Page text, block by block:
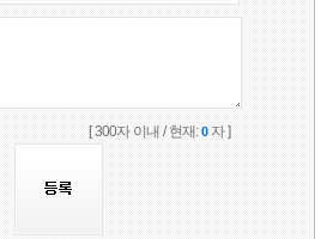
[ 300자 이내 / 현재:0자 ]